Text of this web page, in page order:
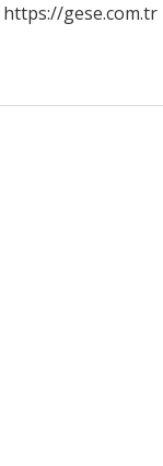
https://gese.com.tr